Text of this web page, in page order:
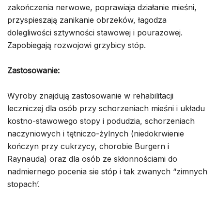
zakończenia nerwowe, poprawiaja działanie mieśni,
przyspieszają zanikanie obrzeków, łagodza
dolegliwości sztywności stawowej i pourazowej.
Zapobiegają rozwojowi grzybicy stóp.
Zastosowanie:
Wyroby znajdują zastosowanie w rehabilitacji
leczniczej dla osób przy schorzeniach mieśni i układu
kostno-stawowego stopy i podudzia, schorzeniach
naczyniowych i tętniczo-żylnych (niedokrwienie
kończyn przy cukrzycy, chorobie Burgern i
Raynauda) oraz dla osób ze skłonnościami do
nadmiernego pocenia sie stóp i tak zwanych “zimnych
stopach’.